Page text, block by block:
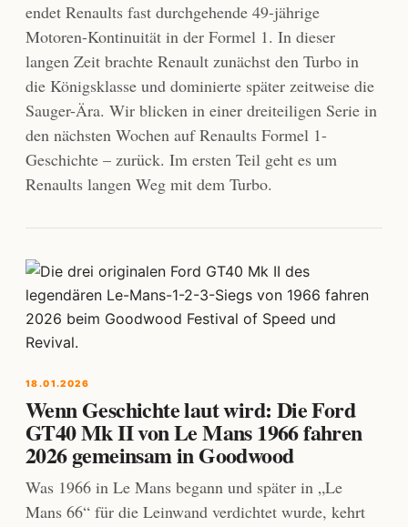
endet Renaults fast durchgehende 49-jährige
Motoren-Kontinuität in der Formel 1. In dieser
langen Zeit brachte Renault zunächst den Turbo in
die Königsklasse und dominierte später zeitweise die
Sauger-Ära. Wir blicken in einer dreiteiligen Serie in
den nächsten Wochen auf Renaults Formel 1-
Geschichte – zurück. Im ersten Teil geht es um
Renaults langen Weg mit dem Turbo.
18.01.2026
Wenn Geschichte laut wird: Die Ford
GT40 Mk II von Le Mans 1966 fahren
2026 gemeinsam in Goodwood
Was 1966 in Le Mans begann und später in „Le
Mans 66“ für die Leinwand verdichtet wurde, kehrt